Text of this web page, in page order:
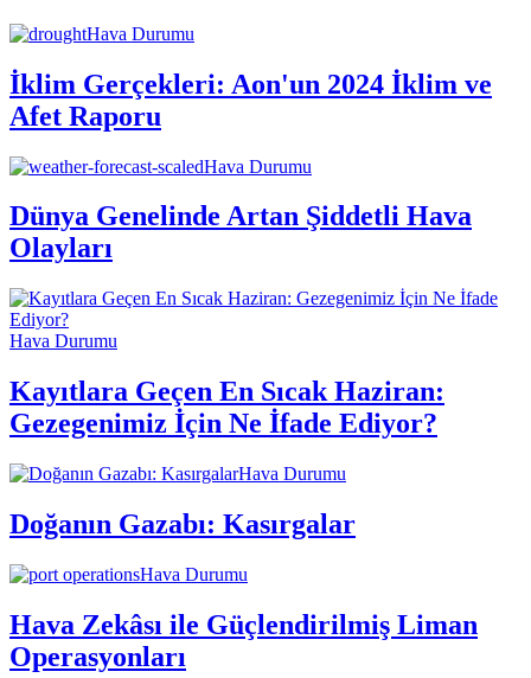
Hava Durumu
İklim Gerçekleri: Aon'un 2024 İklim ve
Afet Raporu
Hava Durumu
Dünya Genelinde Artan Şiddetli Hava
Olayları
Hava Durumu
Kayıtlara Geçen En Sıcak Haziran:
Gezegenimiz İçin Ne İfade Ediyor?
Hava Durumu
Doğanın Gazabı: Kasırgalar
Hava Durumu
Hava Zekâsı ile Güçlendirilmiş Liman
Operasyonları